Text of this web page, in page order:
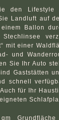
den
Landluft auf
Ballon
Stechlinsee
mit einer
und
Sie Ihr Auto
Gaststätten
schnell
für Ihr